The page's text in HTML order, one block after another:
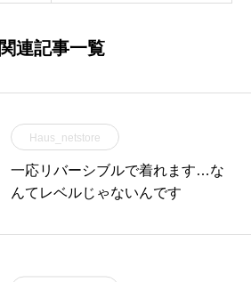
関連記事一覧
Haus_netstore
一応リバーシブルで着れます…な
んてレベルじゃないんです